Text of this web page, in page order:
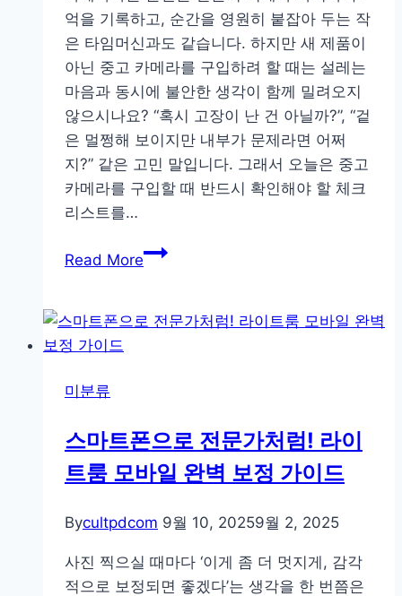
억을 기록하고, 순간을 영원히 붙잡아 두는 작
은 타임머신과도 같습니다. 하지만 새 제품이
아닌 중고 카메라를 구입하려 할 때는 설레는
마음과 동시에 불안한 생각이 함께 밀려오지
않으시나요? “혹시 고장이 난 건 아닐까?”, “겉
은 멀쩡해 보이지만 내부가 문제라면 어쩌
지?” 같은 고민 말입니다. 그래서 오늘은 중고
카메라를 구입할 때 반드시 확인해야 할 체크
리스트를…
Read More중
메
때
체
리
트
미분류
스마트폰으로 전문가처럼! 라이
트룸 모바일 완벽 보정 가이드
Bycultpdcom 9월 10, 20259월 2, 2025
사진 찍으실 때마다 ‘이게 좀 더 멋지게, 감각
적으로 보정되면 좋겠다’는 생각을 한 번쯤은